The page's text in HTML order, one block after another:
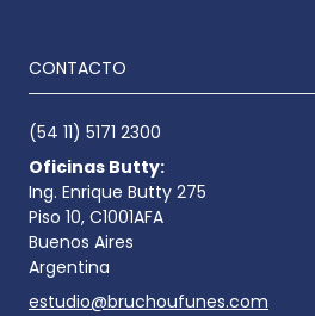
CONTACTO
(54 11) 5171 2300
Oficinas Butty:
Ing. Enrique Butty 275
Piso 10, C1001AFA
Buenos Aires
Argentina
estudio@bruchoufunes.com